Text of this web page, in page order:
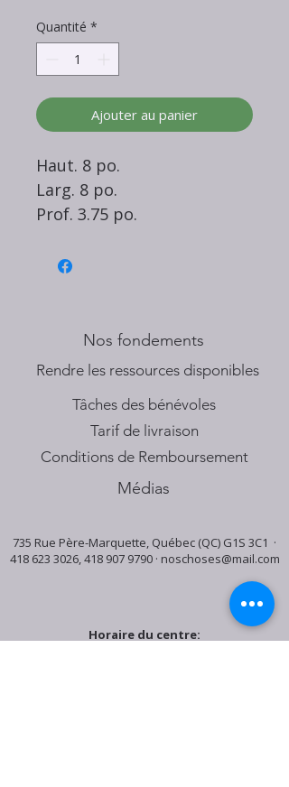
Quantité *
Ajouter au panier
Haut. 8 po.
Larg. 8 po.
Prof. 3.75 po.
Nos fondements
​Rendre les ressources disponibles
Tâches des bénévoles
Tarif de livraison
Conditions de Remboursement
Médias
735 Rue Père-Marquette, Québec (QC) G1S 3C1 ·
418 623 3026,418 907 9790· noschoses@mail.com
Horaire du centre: